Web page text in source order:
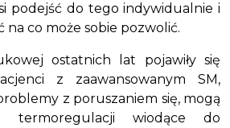
podejść do tego indywidualnie i
na co może sobie pozwolić.
ostatnich lat pojawiły się
z zaawansowanym SM,
z poruszaniem się, mogą
termoregulacji wiodące do